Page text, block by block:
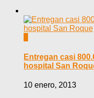
Entregan casi
hospital San
10 enero, 2013